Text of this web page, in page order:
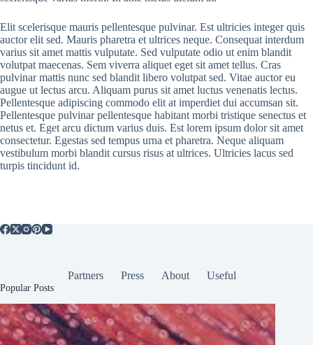
Elit scelerisque mauris pellentesque pulvinar. Est ultricies integer quis
auctor elit sed. Mauris pharetra et ultrices neque. Consequat interdum
varius sit amet mattis vulputate. Sed vulputate odio ut enim blandit
volutpat maecenas. Sem viverra aliquet eget sit amet tellus. Cras
pulvinar mattis nunc sed blandit libero volutpat sed. Vitae auctor eu
augue ut lectus arcu. Aliquam purus sit amet luctus venenatis lectus.
Pellentesque adipiscing commodo elit at imperdiet dui accumsan sit.
Pellentesque pulvinar pellentesque habitant morbi tristique senectus et
netus et. Eget arcu dictum varius duis. Est lorem ipsum dolor sit amet
consectetur. Egestas sed tempus urna et pharetra. Neque aliquam
vestibulum morbi blandit cursus risus at ultrices. Ultricies lacus sed
turpis tincidunt id.
Partners Press About Useful
Popular Posts